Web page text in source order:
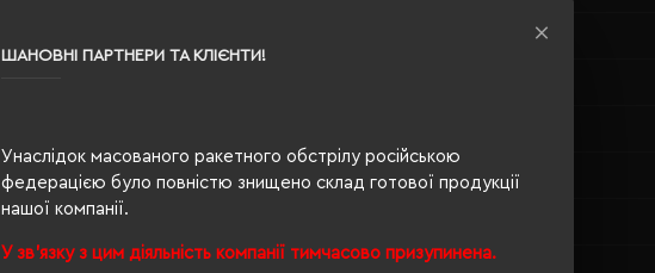
ШАНОВНІ ПАРТНЕРИ ТА КЛІЄНТИ!
Унаслідок масованого ракетного обстрілу російською
федерацією було повністю знищено склад готової продукції
нашої компанії.
У зв'язку з цим діяльність компанії тимчасово призупинена.
150 г/м²